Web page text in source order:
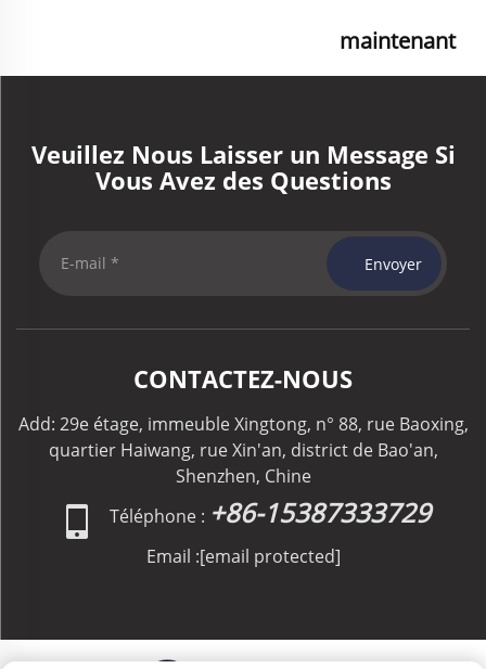
maintenant
Veuillez Nous Laisser un Message Si
Vous Avez des Questions
Envoyer
CONTACTEZ-NOUS
Add: 29e étage, immeuble Xingtong, n° 88, rue Baoxing,
quartier Haiwang, rue Xin'an, district de Bao'an,
Shenzhen, Chine
Téléphone : +86-15387333729
Email :[email protected]